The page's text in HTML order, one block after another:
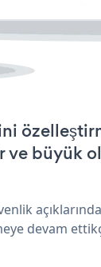
büyük
devam